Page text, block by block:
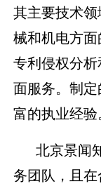
其主要技术
械和机电方
专利侵权分
面服务。制
富的执业经验
北京景闻
务团队，且